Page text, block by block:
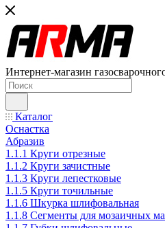
Интернет-магазин
Каталог
Оснастка
Абразив
1.1.1 Круги отрезные
1.1.2 Круги зачистные
1.1.3 Круги лепестковые
1.1.5 Круги точильные
1.1.6 Шкурка шлифовальная
1.1.8 Сегменты для мозаичных